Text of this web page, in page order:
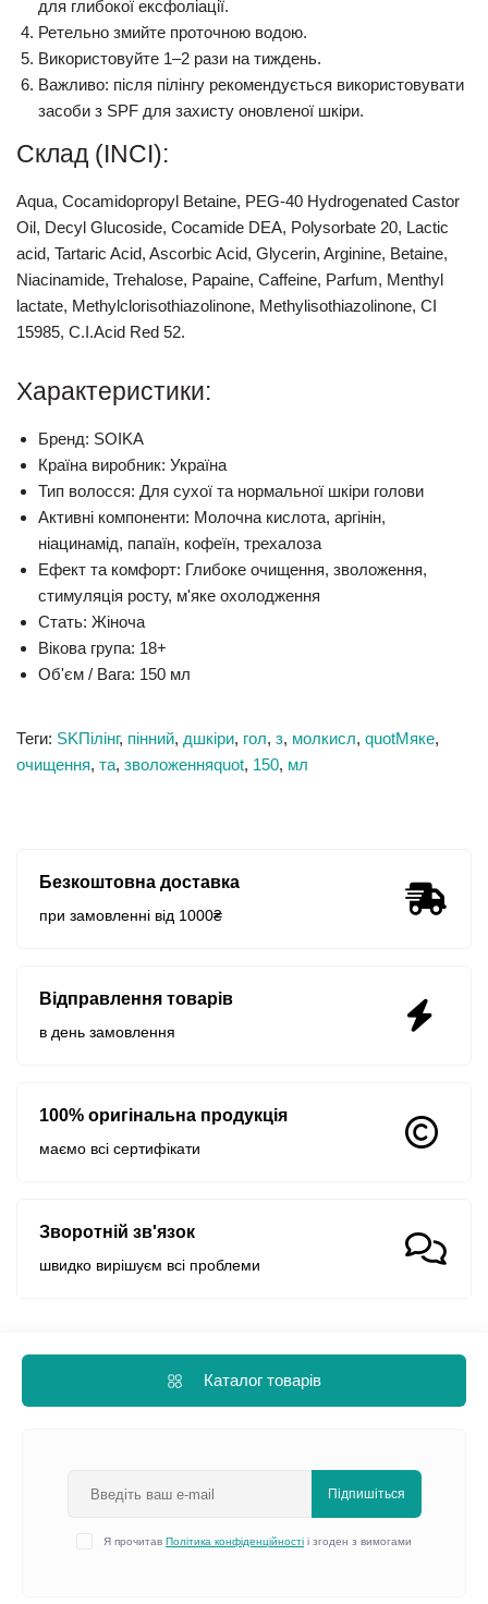
для глибокої ексфоліації.
Ретельно змийте проточною водою.
Використовуйте 1–2 рази на тиждень.
Важливо: після пілінгу рекомендується використовувати
засоби з SPF для захисту оновленої шкіри.
Склад (INCI):
Aqua, Cocamidopropyl Betaine, PEG-40 Hydrogenated Castor
Oil, Decyl Glucoside, Cocamide DEA, Polysorbate 20, Lactic
acid, Tartaric Acid, Ascorbic Acid, Glycerin, Arginine, Betaine,
Niacinamide, Trehalose, Papaine, Caffeine, Parfum, Menthyl
lactate, Methylclorisothiazolinone, Methylisothiazolinone, CI
15985, C.I.Acid Red 52.
Характеристики:
Бренд: SOIKA
Країна виробник: Україна
Тип волосся: Для сухої та нормальної шкіри голови
Активні компоненти: Молочна кислота, аргінін,
ніацинамід, папаїн, кофеїн, трехалоза
Ефект та комфорт: Глибоке очищення, зволоження,
стимуляція росту, м'яке охолодження
Стать: Жіноча
Вікова група: 18+
Об'єм / Вага: 150 мл
Теги: SKПілінг, пінний, дшкіри, гол, з, молкисл, quotМяке,
очищення, та, зволоженняquot, 150, мл
Безкоштовна доставка
при замовленні від 1000₴
Відправлення товарів
в день замовлення
100% оригінальна продукція
маємо всі сертифікати
Зворотній зв'язок
швидко вирішуєм всі проблеми
Каталог товарів
Підпишіться
Я прочитав Політика конфіденційності і згоден з вимогами